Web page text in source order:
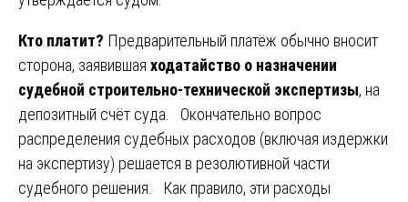
Кто платит? Предварительный платёж обычно вносит
сторона, заявившая ходатайство о назначении
судебной строительно-технической экспертизы, на
депозитный счёт суда. Окончательно вопрос
распределения судебных расходов (включая издержки
на экспертизу) решается в резолютивной части
судебного решения. Как правило, эти расходы